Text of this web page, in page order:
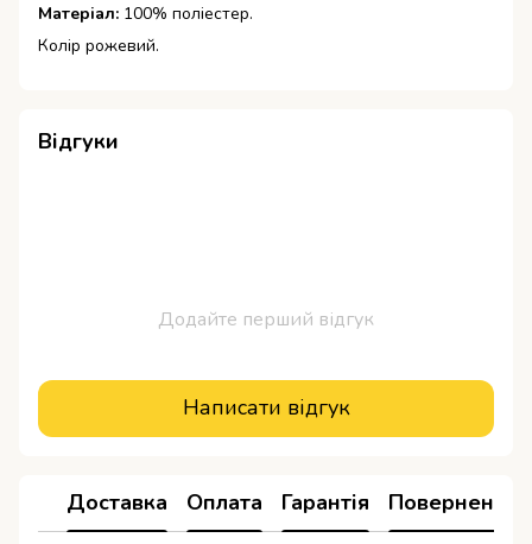
Матеріал: 100% поліестер.
Колір рожевий.
Відгуки
Додайте перший відгук
Написати відгук
Доставка Оплата Гарантія Повернення